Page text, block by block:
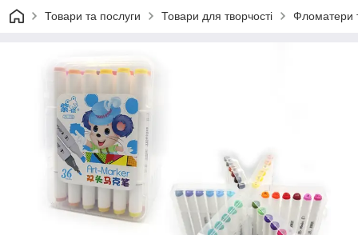
Товари та послуги Товари для творчості Фломатери